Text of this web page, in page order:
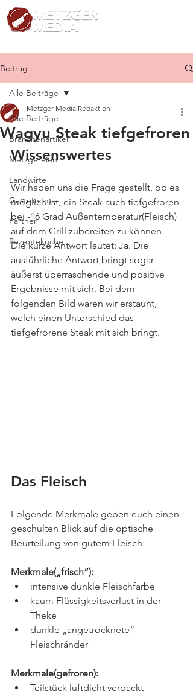
Beitrag
Alle Beiträge
Branchenartikel
Metzgereien
Landwirte
Gastronomie
Partner
Rezepteküche
Alle Beiträge
Wagyu Steak tiefgefroren
Metzger Media Redaktion
Wissenswertes
Wir haben uns die Frage gestellt, ob es
möglich ist, ein Steak auch tiefgefroren
bei -16 Grad Außentemperatur(Fleisch)
auf dem Grill zubereiten zu können.
Die kurze Antwort lautet: Ja. Die
ausführliche Antwort bringt sogar
äußerst überraschende und positive
Ergebnisse mit sich. Bei dem
folgenden Bild waren wir erstaunt,
welch einen Unterschied das
tiefgefrorene Steak mit sich bringt.
Das Fleisch
Folgende Merkmale geben euch einen
geschulten Blick auf die optische
Beurteilung von gutem Fleisch.
Merkmale(„frisch“):
intensive dunkle Fleischfarbe
kaum Flüssigkeitsverlust in der
Theke
dunkle „angetrocknete“
Fleischränder
Merkmale(gefroren):
Teilstück luftdicht verpackt